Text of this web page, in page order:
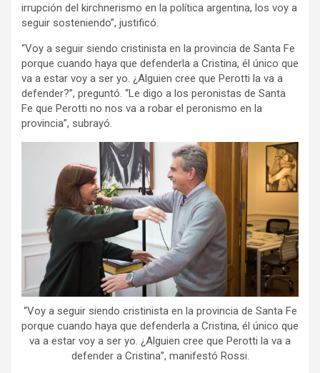
irrupción del kirchnerismo en la política argentina, los voy a
seguir sosteniendo”, justificó.
“Voy a seguir siendo cristinista en la provincia de Santa Fe
porque cuando haya que defenderla a Cristina, él único que
va a estar voy a ser yo. ¿Alguien cree que Perotti la va a
defender?”, preguntó. “Le digo a los peronistas de Santa
Fe que Perotti no nos va a robar el peronismo en la
provincia”, subrayó.
“Voy a seguir siendo cristinista en la provincia de Santa Fe
porque cuando haya que defenderla a Cristina, él único que
va a estar voy a ser yo. ¿Alguien cree que Perotti la va a
defender a Cristina”, manifestó Rossi.